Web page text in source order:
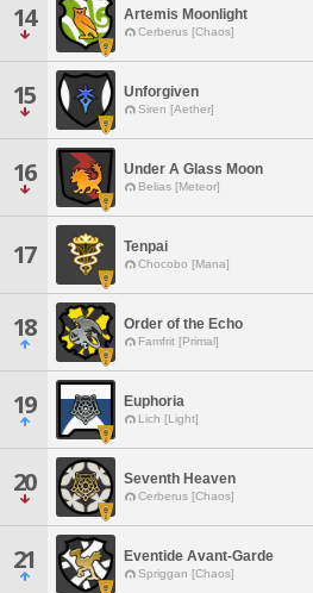
14 Artemis Moonlight
Cerberus [Chaos]
15 Unforgiven
Siren [Aether]
16 Under A Glass Moon
Belias [Meteor]
17 Tenpai
Chocobo [Mana]
18 Order of the Echo
Famfrit [Primal]
19 Euphoria
Lich [Light]
20 Seventh Heaven
Cerberus [Chaos]
21 Eventide Avant-Garde
Spriggan [Chaos]